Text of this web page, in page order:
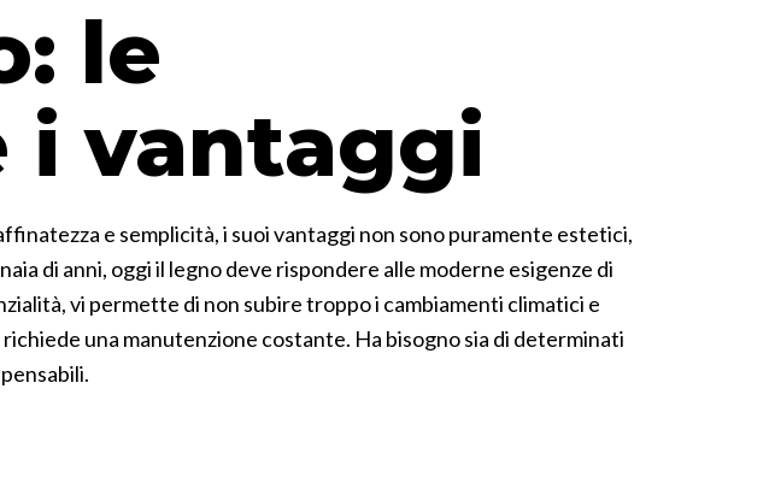
le
i vantaggi
e semplicità, i suoi vantaggi non sono puramente estetici,
di anni, oggi il legno deve rispondere alle moderne esigenze di
vi permette di non subire troppo i cambiamenti climatici e
una manutenzione costante. Ha bisogno sia di determinati